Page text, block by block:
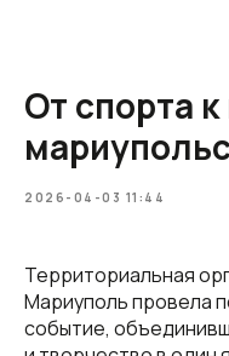
От спорта
2026-04-03 11:44
Территориальная
Мариуполь провела
событие,